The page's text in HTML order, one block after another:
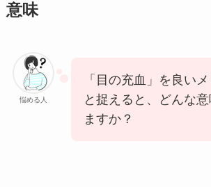
意味
悩める人
「目の充血」を良い
と捉えると、どんな意
ますか？